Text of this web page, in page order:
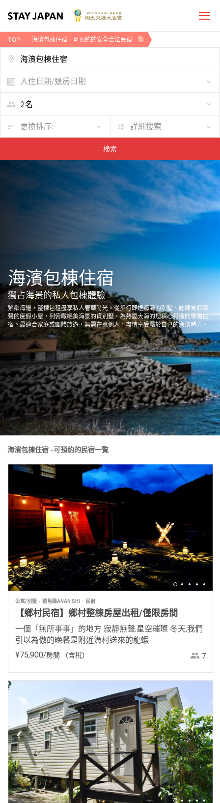
TOP 海濱包棟住宿 - 可預約的安全合法民宿一覧
入住日期/退房日期
更換排序: 詳細搜索
検索
海濱包棟住宿
獨占海景的私人包棟體驗
緊鄰海邊，整棟包租盡享私人奢華時光。從步行即達海灘的別墅、能聽見浪濤
聲的度假小屋，到俯瞰絕美海景的貸別墅，為熱愛大海的您精心打造的專屬住
宿。最適合家庭或團體旅遊，無需在意他人，盡情享受屬於自己的海濱時光。
海濱包棟住宿 -可預約的民宿一覧
公寓/別墅 德島縣ANAN SHI 民宿
【鄉村民宿】鄉村整棟房屋出租/僅限房間
一個「無所事事」的地方 寂靜無聲,星空璀璨 冬天,我們
引以為傲的晚餐是附近漁村送來的龍蝦
¥75,900/房間 （含稅） 7